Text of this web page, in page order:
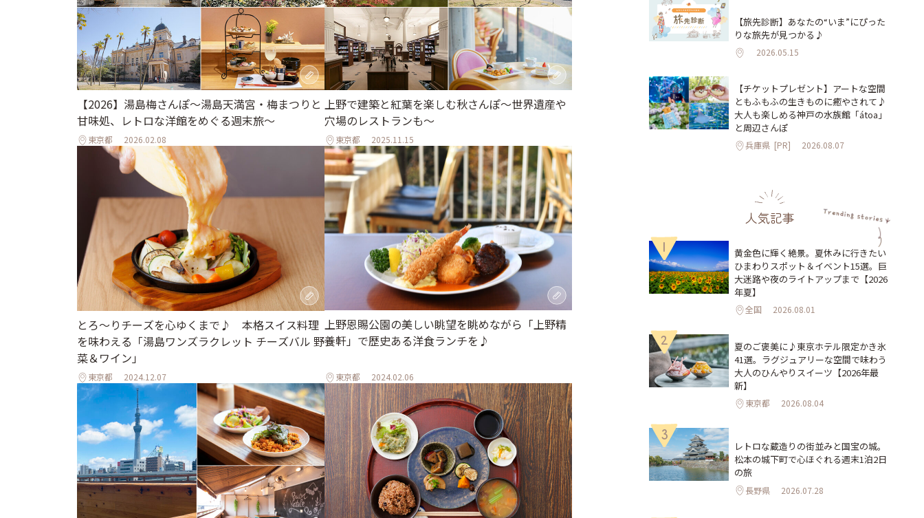
【2026】湯島梅さんぽ～湯島天満宮・梅まつりと
甘味処、レトロな洋館をめぐる週末旅～
東京都 2026.02.08
上野で建築と紅葉を楽しむ秋さんぽ～世界遺産や
穴場のレストランも～
東京都 2025.11.15
とろ～りチーズを心ゆくまで♪ 本格スイス料理
を味わえる「湯島ワンズラクレット チーズバル 野
菜＆ワイン」
東京都 2024.12.07
上野恩賜公園の美しい眺望を眺めながら「上野精
養軒」で歴史ある洋食ランチを♪
東京都 2024.02.06
【旅先診断】あなたの“いま”にぴった
りな旅先が見つかる♪
2026.05.15
【チケットプレゼント】アートな空間
ともふもふの生きものに癒やされて♪
大人も楽しめる神戸の水族館「átoa」
と周辺さんぽ
兵庫県 [PR] 2026.08.07
人気記事
1
黄金色に輝く絶景。夏休みに行きたい
ひまわりスポット＆イベント15選。巨
大迷路や夜のライトアップまで【2026
年夏】
全国 2026.08.01
2
夏のご褒美に♪東京ホテル限定かき氷
41選。ラグジュアリーな空間で味わう
大人のひんやりスイーツ【2026年最
新】
東京都 2026.08.04
3
レトロな蔵造りの街並みと国宝の城。
松本の城下町で心ほぐれる週末1泊2日
の旅
長野県 2026.07.28